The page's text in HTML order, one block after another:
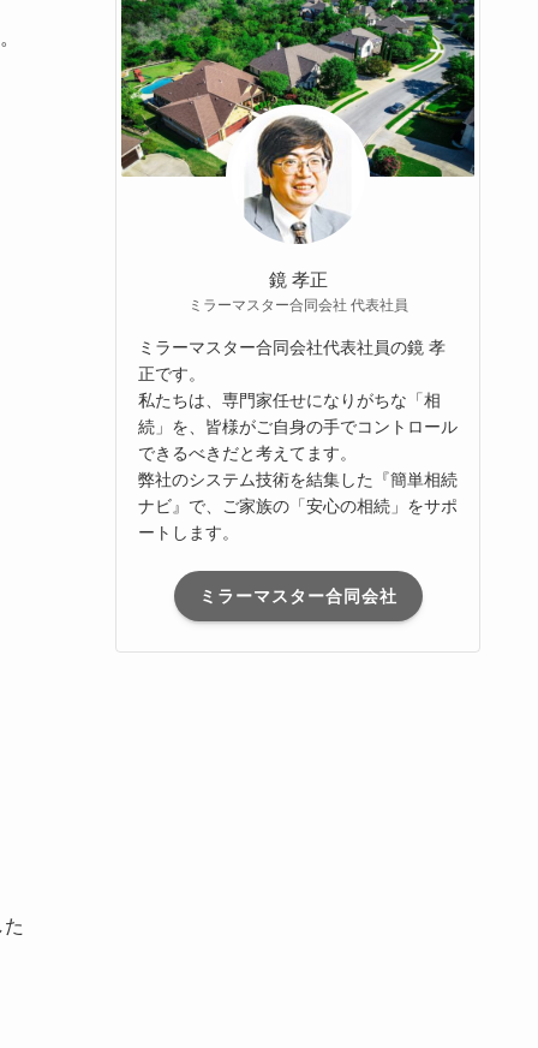
鏡 孝正
ミラーマスター合同会社 代表社員
ミラーマスター合同会社代表社員の鏡 孝
正です。
私たちは、専門家任せになりがちな「相
続」を、皆様がご自身の手でコントロール
できるべきだと考えてます。
弊社のシステム技術を結集した『簡単相続
ナビ』で、ご家族の「安心の相続」をサポ
ートします。
ミラーマスター合同会社